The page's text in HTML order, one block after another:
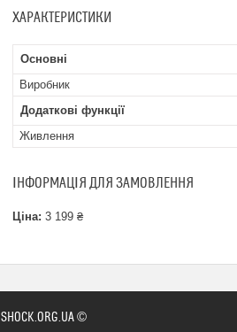
ХАРАКТЕРИСТИКИ
Основні
Виробник
Додаткові функції
Живлення
ІНФОРМАЦІЯ ДЛЯ ЗАМОВЛЕННЯ
Ціна: 3 199 ₴
SHOCK.ORG.UA ©